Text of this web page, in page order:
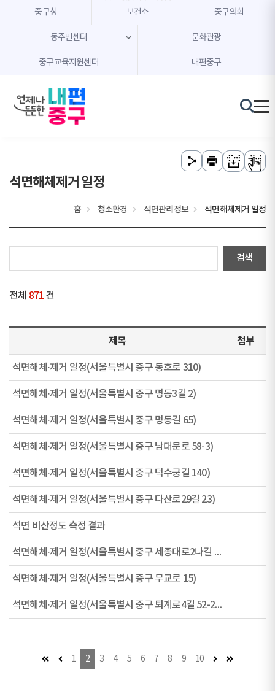
본문 내용 바로가기
주메뉴 바로가기
중구청 보건소 중구의회
동주민센터 문화관광
중구교육지원센터 내편중구
석면해체제거 일정
홈 청소환경 석면관리정보 석면해체제거 일정
전체 871 건
제목 첨부
석면해체·제거 일정(서울특별시 중구 동호로 310)
석면해체·제거 일정(서울특별시 중구 명동3길 2)
석면해체·제거 일정(서울특별시 중구 명동길 65)
석면해체·제거 일정(서울특별시 중구 남대문로 58-3)
석면해체·제거 일정(서울특별시 중구 덕수궁길 140)
석면해체·제거 일정(서울특별시 중구 다산로29길 23)
석면 비산정도 측정 결과
석면해체·제거 일정(서울특별시 중구 세종대로2나길 23)
석면해체·제거 일정(서울특별시 중구 무교로 15)
석면해체·제거 일정(서울특별시 중구 퇴계로4길 52-28)
첫 페이지이전 페이지 (이동불가)
1 2 3 4 5 6 7 8 9 10 다음 페이지마지막 페이